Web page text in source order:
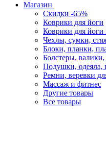
Магазин
Скидки -65%
Коврики для йоги
Коврики для йоги
Чехлы, сумки,
Блоки, планки,
Болстеры,
Подушки, одеяла,
Ремни, веревки
Массаж и фитнес
Другие товары
Все товары